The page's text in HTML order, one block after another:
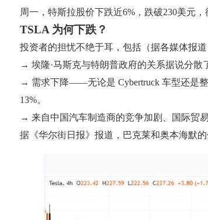
周一，特斯拉股价下跌近6%，跌破230美元
TSLA 为何下跌？
投资者的担忧不绝于耳，包括（据各媒体报道
→ 埃隆·马斯克与特朗普政府的关系据说分散
→ 需求下降——无论是 Cyber​​truck 车型还是
13%。
→ 来自中国汽车制造商的竞争加剧、国际贸
据《华尔街日报》报道，巴克莱和奥本海默